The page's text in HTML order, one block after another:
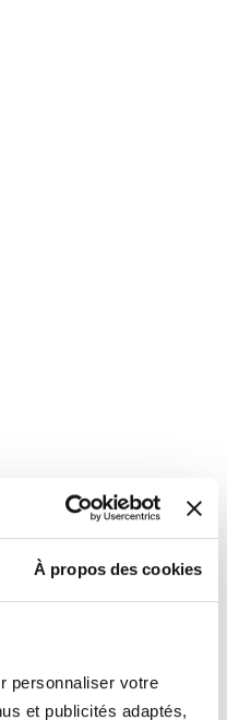
À propos des cookies
personnaliser votre
et publicités adaptés,